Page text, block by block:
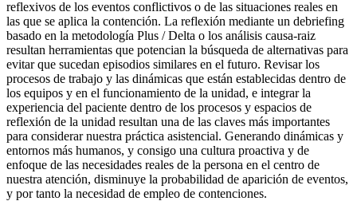
reflexivos de los eventos conflictivos o de las situaciones reales en
las que se aplica la contención. La reflexión mediante un debriefing
basado en la metodología Plus / Delta o los análisis causa-raiz
resultan herramientas que potencian la búsqueda de alternativas para
evitar que sucedan episodios similares en el futuro. Revisar los
procesos de trabajo y las dinámicas que están establecidas dentro de
los equipos y en el funcionamiento de la unidad, e integrar la
experiencia del paciente dentro de los procesos y espacios de
reflexión de la unidad resultan una de las claves más importantes
para considerar nuestra práctica asistencial. Generando dinámicas y
entornos más humanos, y consigo una cultura proactiva y de
enfoque de las necesidades reales de la persona en el centro de
nuestra atención, disminuye la probabilidad de aparición de eventos,
y por tanto la necesidad de empleo de contenciones.